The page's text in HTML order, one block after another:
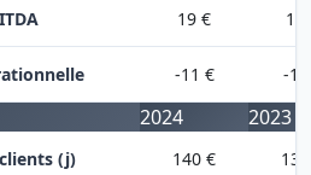
19 € 14
-11 € -
2024 2023
(j) 140 €